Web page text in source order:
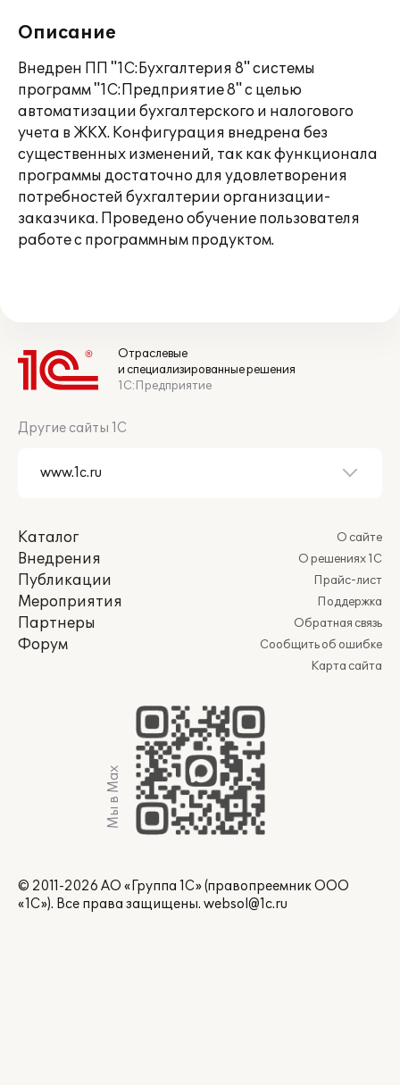
Описание
Внедрен ПП "1С:Бухгалтерия 8" системы
программ "1С:Предприятие 8" с целью
автоматизации бухгалтерского и налогового
учета в ЖКХ. Конфигурация внедрена без
существенных изменений, так как функционала
программы достаточно для удовлетворения
потребностей бухгалтерии организации-
заказчика. Проведено обучение пользователя
работе с программным продуктом.
Отраслевые
и специализированные решения
1С:Предприятие
Другие сайты 1С
Каталог
Внедрения
Публикации
Мероприятия
Партнеры
Форум
О сайте
О решениях 1С
Прайс-лист
Поддержка
Обратная связь
Сообщить об ошибке
Карта сайта
Мы в Max
© 2011-2026 АО «Группа 1С» (правопреемник ООО
«1С»). Все права защищены. websol@1c.ru